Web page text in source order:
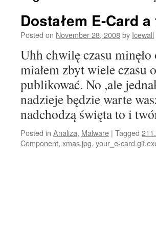
Dostałem E-Card
Posted on November 28, 2008by Icewall
Uhh chwilę czasu
miałem zbyt wiele czasu
publikować. No ,ale
nadzieje będzie warte
nadchodzą święta to i
Posted in Analiza, Malware | Tagged
Component, xmas.jpg, your_e-